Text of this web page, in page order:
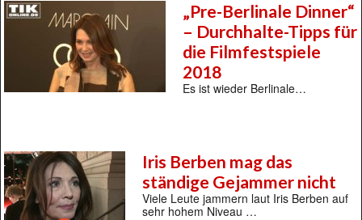
„Pre-Berlinale Dinner“
– Durchhalte-Tipps für
die Filmfestspiele
2018
Es ist wieder Berlinale…
Iris Berben mag das
ständige Gejammer nicht
Viele Leute jammern laut Iris Berben auf
sehr hohem Niveau …